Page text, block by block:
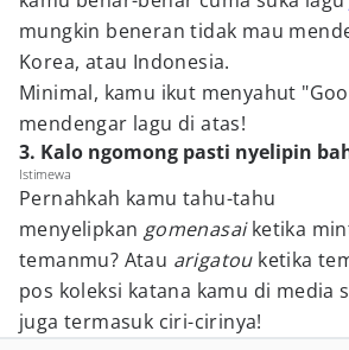
mungkin beneran tidak mau
Korea, atau Indonesia.
Minimal, kamu ikut menyahut
mendengar lagu di atas!
3. Kalo ngomong pasti nyelipin
Istimewa
Pernahkah kamu tahu-tahu
menyelipkan gomenasaiketika
temanmu? Atau arigatou ketika
pos koleksi katana kamu di media
juga termasuk ciri-cirinya!